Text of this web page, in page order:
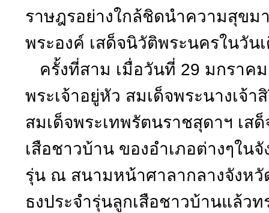
ราษฎรอย่างใกล้ชิดนำความสุขม
พระองค์ เสด็จนิวัติพระนครในวัน
ครั้งที่สาม เมื่อวันที่ 29 มกราค
พระเจ้าอยู่หัว สมเด็จพระนางเจ้
สมเด็จพระเทพรัตนราชสุดาฯ เส
เสือชาวบ้าน ของอำเภอต่างๆใน
รุ่น ณ สนามหน้าศาลากลางจังหวั
ธงประจำรุ่นลูกเสือชาวบ้านแล้ว